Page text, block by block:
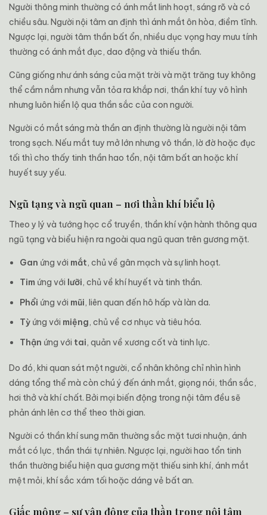
Người thông minh thường có ánh mắt linh hoạt, sáng rõ và có
chiều sâu. Người nội tâm an định thì ánh mắt ôn hòa, điềm tĩnh.
Ngược lại, người tâm thần bất ổn, nhiều dục vọng hay mưu tính
thường có ánh mắt đục, dao động và thiếu thần.
Cũng giống như ánh sáng của mặt trời và mặt trăng tuy không
thể cầm nắm nhưng vẫn tỏa ra khắp nơi, thần khí tuy vô hình
nhưng luôn hiển lộ qua thần sắc của con người.
Người có mắt sáng mà thần an định thường là người nội tâm
trong sạch. Nếu mắt tuy mở lớn nhưng vô thần, lờ đờ hoặc đục
tối thì cho thấy tinh thần hao tổn, nội tâm bất an hoặc khí
huyết suy yếu.
Ngũ tạng và ngũ quan – nơi thần khí biểu lộ
Theo y lý và tướng học cổ truyền, thần khí vận hành thông qua
ngũ tạng và biểu hiện ra ngoài qua ngũ quan trên gương mặt.
Gan ứng với mắt, chủ về gân mạch và sự linh hoạt.
Tim ứng với lưỡi, chủ về khí huyết và tinh thần.
Phổi ứng với mũi, liên quan đến hô hấp và làn da.
Tỳ ứng với miệng, chủ về cơ nhục và tiêu hóa.
Thận ứng với tai, quản về xương cốt và tinh lực.
Do đó, khi quan sát một người, cổ nhân không chỉ nhìn hình
dáng tổng thể mà còn chú ý đến ánh mắt, giọng nói, thần sắc,
hơi thở và khí chất. Bởi mọi biến động trong nội tâm đều sẽ
phản ánh lên cơ thể theo thời gian.
Người có thần khí sung mãn thường sắc mặt tươi nhuận, ánh
mắt có lực, thần thái tự nhiên. Ngược lại, người hao tổn tinh
thần thường biểu hiện qua gương mặt thiếu sinh khí, ánh mắt
mệt mỏi, khí sắc xám tối hoặc dáng vẻ bất an.
Giấc mộng – sự vận động của thần trong nội tâm